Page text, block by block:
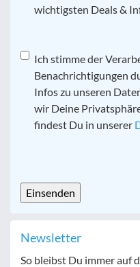
wichtigsten Deals &
Datenschutz*
Ich stimme der
Benachrichtigungen
Infos zu unseren
wir Deine
findest Du in unserer
Newsletter
So bleibst Du immer auf